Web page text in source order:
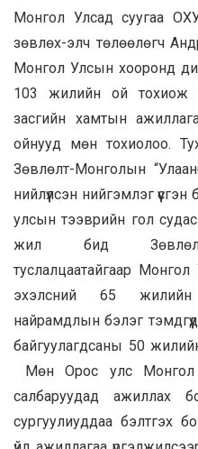
Монгол Улсад суугаа
зөвлөх-элч төлөөлөгч
Монгол Улсын хооронд
103 жилийн ой тохиож
засгийн хамтын
ойнууд мөн тохиолоо.
Зөвлөлт-Монголын
нийлүүлсэн нийгэмлэг
улсын тээврийн гол
жил бид
туслалцаатайгаар
эхэлсний 65
найрамдлын бэлэг
байгуулагдсаны 50
Мөн Орос улс Монгол
салбаруудад ажиллах
сургуулиуддаа бэлтгэх